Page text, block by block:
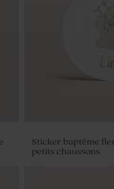
Sticker baptême
petits chaussons